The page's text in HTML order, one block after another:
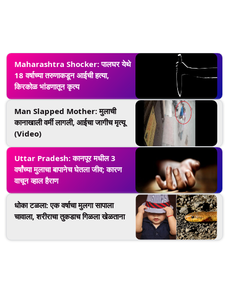
Maharashtra Shocker: पालघर येथे
18 वर्षाच्या तरुणाकडून आईची हत्या,
किरकोळ भांडणातून कृत्य
Man Slapped Mother: मुलाची
कानाखाली वर्मी लागली, आईचा जागीच मृत्यू
(Video)
Uttar Pradesh: कानपूर मधील 3
वर्षांच्या मुलाचा बापानेच घेतला जीव; कारण
वाचून व्हाल हैराण
धोका टळला: एक वर्षाचा मुलगा सापाला
चावाला, शरीराचा तुकडाच गिळला खेळताना